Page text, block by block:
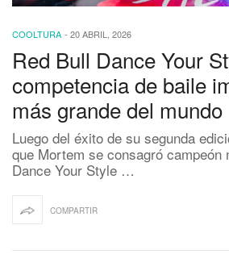
COOLTURA - 20 ABRIL, 2026
Red Bull Dance Your
competencia de baile
más grande del mundo
Luego del éxito de su segunda
que Mortem se consagró campeón
Dance Your Style …
COMPARTIR